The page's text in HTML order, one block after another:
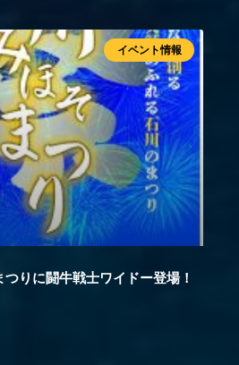
イベント情報
りに闘牛戦士ワイドー登場！